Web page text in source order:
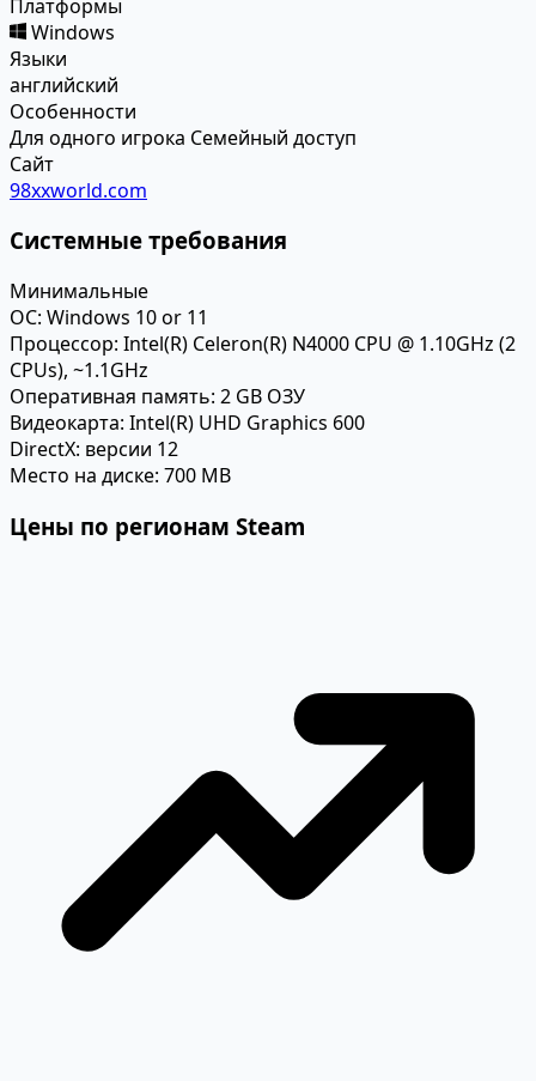
Платформы
Windows
Языки
английский
Особенности
Для одного игрока Семейный доступ
Сайт
98xxworld.com
Системные требования
Минимальные
ОС: Windows 10 or 11
Процессор: Intel(R) Celeron(R) N4000 CPU @ 1.10GHz (2
CPUs), ~1.1GHz
Оперативная память: 2 GB ОЗУ
Видеокарта: Intel(R) UHD Graphics 600
DirectX: версии 12
Место на диске: 700 MB
Цены по регионам Steam